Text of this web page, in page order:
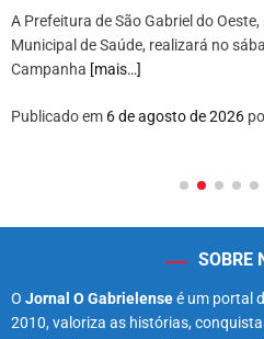
A Prefeitura de São Gabriel do
Municipal de Saúde, realizará no
Campanha [mais…]
Publicado em 6 de agosto de 2026
SOBRE
O Jornal O Gabrielenseé um portal
2010, valoriza as histórias,